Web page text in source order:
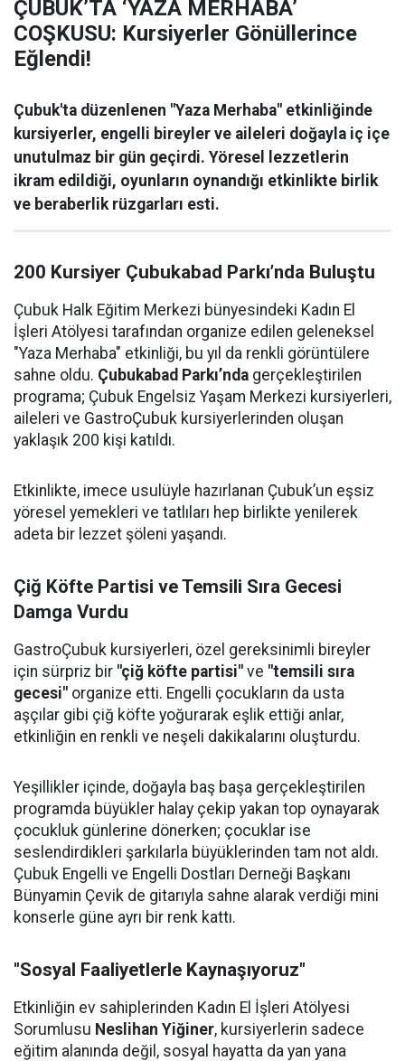
ÇUBUK’TA ‘YAZA MERHABA’
COŞKUSU: Kursiyerler Gönüllerince
Eğlendi!
Çubuk'ta düzenlenen "Yaza Merhaba" etkinliğinde
kursiyerler, engelli bireyler ve aileleri doğayla iç içe
unutulmaz bir gün geçirdi. Yöresel lezzetlerin
ikram edildiği, oyunların oynandığı etkinlikte birlik
ve beraberlik rüzgarları esti.
200 Kursiyer Çubukabad Parkı’nda Buluştu
Çubuk Halk Eğitim Merkezi bünyesindeki Kadın El
İşleri Atölyesi tarafından organize edilen geleneksel
"Yaza Merhaba" etkinliği, bu yıl da renkli görüntülere
sahne oldu. Çubukabad Parkı’nda gerçekleştirilen
programa; Çubuk Engelsiz Yaşam Merkezi kursiyerleri,
aileleri ve GastroÇubuk kursiyerlerinden oluşan
yaklaşık 200 kişi katıldı.
Etkinlikte, imece usulüyle hazırlanan Çubuk’un eşsiz
yöresel yemekleri ve tatlıları hep birlikte yenilerek
adeta bir lezzet şöleni yaşandı.
Çiğ Köfte Partisi ve Temsili Sıra Gecesi
Damga Vurdu
GastroÇubuk kursiyerleri, özel gereksinimli bireyler
için sürpriz bir "çiğ köfte partisi" ve "temsili sıra
gecesi" organize etti. Engelli çocukların da usta
aşçılar gibi çiğ köfte yoğurarak eşlik ettiği anlar,
etkinliğin en renkli ve neşeli dakikalarını oluşturdu.
Yeşillikler içinde, doğayla baş başa gerçekleştirilen
programda büyükler halay çekip yakan top oynayarak
çocukluk günlerine dönerken; çocuklar ise
seslendirdikleri şarkılarla büyüklerinden tam not aldı.
Çubuk Engelli ve Engelli Dostları Derneği Başkanı
Bünyamin Çevik de gitarıyla sahne alarak verdiği mini
konserle güne ayrı bir renk kattı.
"Sosyal Faaliyetlerle Kaynaşıyoruz"
Etkinliğin ev sahiplerinden Kadın El İşleri Atölyesi
Sorumlusu Neslihan Yiğiner, kursiyerlerin sadece
eğitim alanında değil, sosyal hayatta da yan yana